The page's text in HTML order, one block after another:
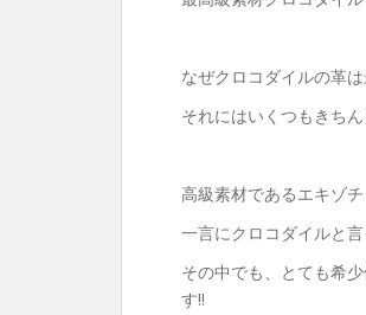
なぜクロコダイルの革
それにはいくつもきち
高級素材であるエキゾ
一言にクロコダイルと
その中でも、とても希
す‼︎